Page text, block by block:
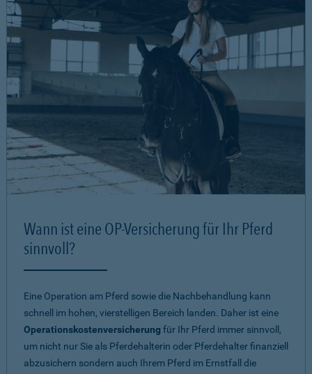
Wann ist eine OP-Versicherung für Ihr Pferd
sinnvoll?
Eine Operation am Pferd sowie die Nachbehandlung kann
schnell im hohen, vierstelligen Bereich landen. Daher ist eine
Operationskostenversicherung für Ihr Pferd immer sinnvoll,
um nicht nur Sie als Pferdehalterin oder Pferdehalter finanziell
abzusichern sondern auch Ihrem Pferd im Ernstfall die